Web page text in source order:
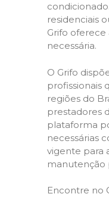
residenciais
Grifo oferece
necessária.
O Grifo
profissionais
regiões do
prestadores
plataforma
necessárias
vigente para
manutenção
Encontre no